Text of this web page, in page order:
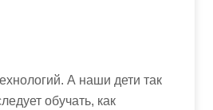
А наши дети так
обучать, как